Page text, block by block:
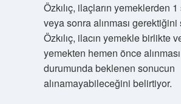
Özkılıç, ilaçların yemeklerden
veya sonra alınması gerektiğini
Özkılıç, ilacın yemekle birlikte
yemekten hemen önce alınması
durumunda beklenen sonucun
alınamayabileceğini belirtiyor.